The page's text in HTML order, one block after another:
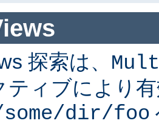
探索は、
ティブにより
dir/foo